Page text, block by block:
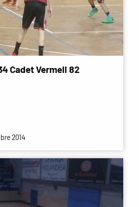
Cadet Vermell 82
2014